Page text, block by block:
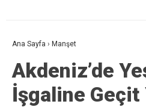
Ana Sayfa › Manşet
Akdeniz’de
İşgaline Geçit